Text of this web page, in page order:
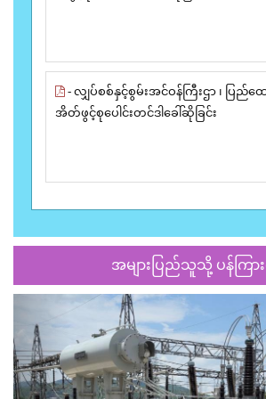
- လျှပ်စစ်နှင့်စွမ်းအင်ဝန်ကြီးဌာ ၊ ပြည်ထ
အိတ်ဖွင့်စုပေါင်းတင်ဒါခေါ်ဆိုခြင်း
အများပြည်သူသို့ ပန်ကြာ
Previous